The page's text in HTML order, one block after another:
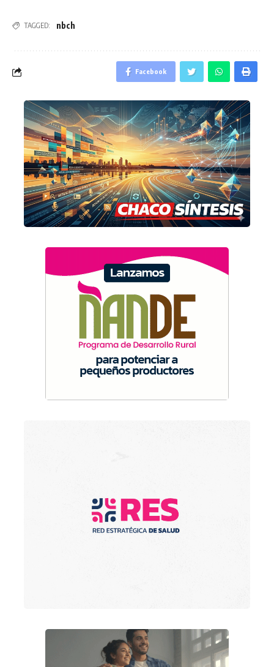
TAGGED: nbch
Facebook